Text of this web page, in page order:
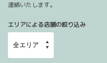
連絡いたします。
エリアによる店舗の絞り込み